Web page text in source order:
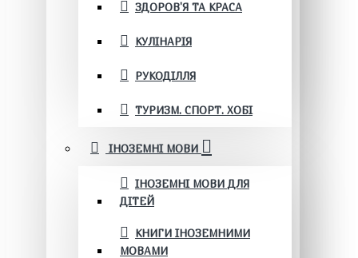
ЗДОРОВ'Я ТА КРАСА
КУЛІНАРІЯ
РУКОДІЛЛЯ
ТУРИЗМ. СПОРТ. ХОБІ
ІНОЗЕМНІ МОВИ
ІНОЗЕМНІ МОВИ ДЛЯ
ДІТЕЙ
КНИГИ ІНОЗЕМНИМИ
МОВАМИ